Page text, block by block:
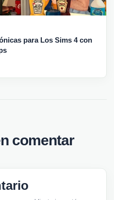
para Los Sims 4 con
comentar